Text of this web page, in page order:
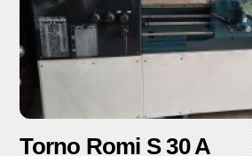
Torno Romi S 30 A